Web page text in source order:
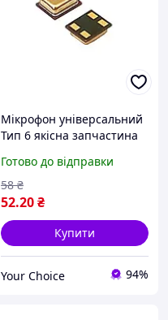
Мікрофон універсальний
Тип 6 якісна запчастина
Готово до відправки
52.20₴
58 ₴
Купити
Your Choice 94%